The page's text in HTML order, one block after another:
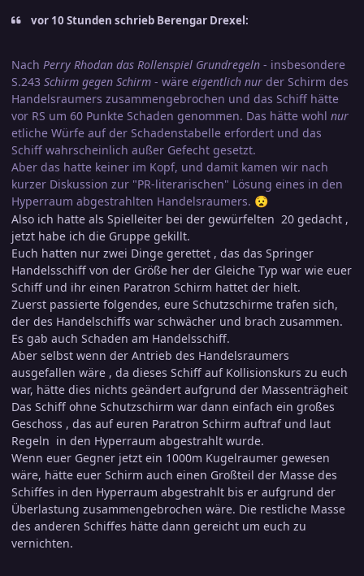
vor 10 Stunden schrieb Berengar Drexel:
Nach Perry Rhodan das Rollenspiel Grundregeln - insbesondere
S.243 Schirm gegen Schirm - wäre eigentlich nur der Schirm des
Handelsraumers zusammengebrochen und das Schiff hätte
vor RS um 60 Punkte Schaden genommen. Das hätte wohl nur
etliche Würfe auf der Schadenstabelle erfordert und das
Schiff wahrscheinlich außer Gefecht gesetzt.
Aber das hatte keiner im Kopf, und damit kamen wir nach
kurzer Diskussion zur "PR-literarischen" Lösung eines in den
Hyperraum abgestrahlten Handelsraumers. 😧
Also ich hatte als Spielleiter bei der gewürfelten 20 gedacht ,
jetzt habe ich die Gruppe gekillt.
Euch hatten nur zwei Dinge gerettet , das das Springer
Handelsschiff von der Größe her der Gleiche Typ war wie euer
Schiff und ihr einen Paratron Schirm hattet der hielt.
Zuerst passierte folgendes, eure Schutzschirme trafen sich,
der des Handelschiffs war schwächer und brach zusammen.
Es gab auch Schaden am Handelsschiff.
Aber selbst wenn der Antrieb des Handelsraumers
ausgefallen wäre , da dieses Schiff auf Kollisionskurs zu euch
war, hätte dies nichts geändert aufgrund der Massenträgheit
Das Schiff ohne Schutzschirm war dann einfach ein großes
Geschoss , das auf euren Paratron Schirm auftraf und laut
Regeln in den Hyperraum abgestrahlt wurde.
Wenn euer Gegner jetzt ein 1000m Kugelraumer gewesen
wäre, hätte euer Schirm auch einen Großteil der Masse des
Schiffes in den Hyperraum abgestrahlt bis er aufgrund der
Überlastung zusammengebrochen wäre. Die restliche Masse
des anderen Schiffes hätte dann gereicht um euch zu
vernichten.